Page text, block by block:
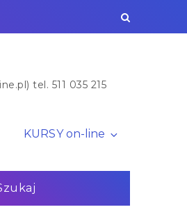
NAS
BADANIEM
on-
tel. 511 035 215
KURSY on-line